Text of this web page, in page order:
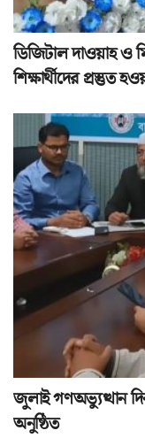
ডিজিটাল দাওয়াহ ও
শিক্ষার্থীদের প্রস্তুত
জুলাই গণঅভ্যুত্থান
অনুষ্ঠিত